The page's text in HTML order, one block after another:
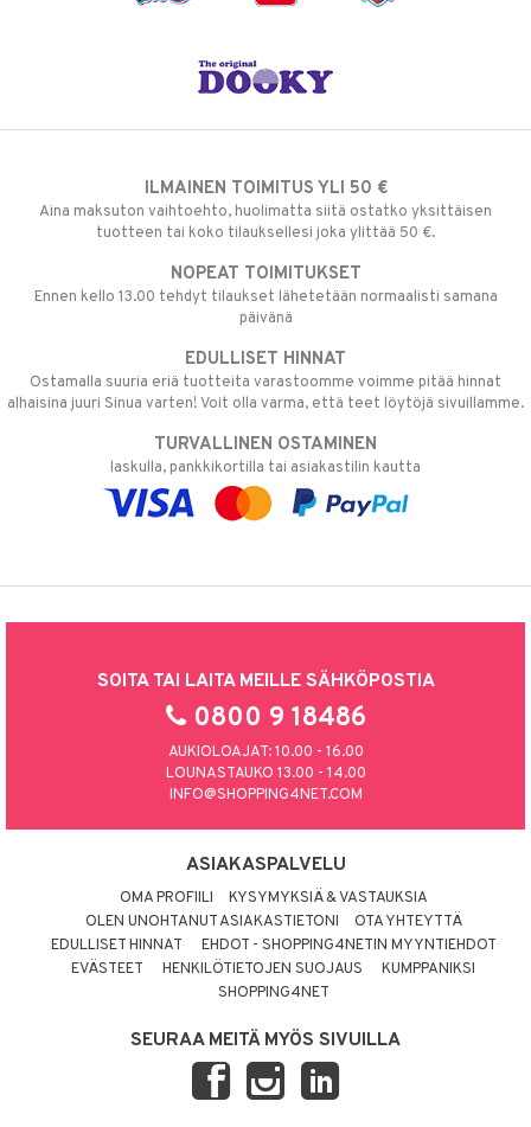
ILMAINEN TOIMITUS YLI 50 €
Aina maksuton vaihtoehto, huolimatta siitä ostatko yksittäisen
tuotteen tai koko tilauksellesi joka ylittää 50 €.
NOPEAT TOIMITUKSET
Ennen kello 13.00 tehdyt tilaukset lähetetään normaalisti samana
päivänä
EDULLISET HINNAT
Ostamalla suuria eriä tuotteita varastoomme voimme pitää hinnat
alhaisina juuri Sinua varten! Voit olla varma, että teet löytöjä sivuillamme.
TURVALLINEN OSTAMINEN
laskulla, pankkikortilla tai asiakastilin kautta
SOITA TAI LAITA MEILLE SÄHKÖPOSTIA
0800 9 18486
AUKIOLOAJAT: 10.00 - 16.00
LOUNASTAUKO 13.00 - 14.00
INFO@SHOPPING4NET.COM
ASIAKASPALVELU
OMA PROFIILI
KYSYMYKSIÄ & VASTAUKSIA
OLEN UNOHTANUT ASIAKASTIETONI
OTA YHTEYTTÄ
EDULLISET HINNAT
EHDOT - SHOPPING4NETIN MYYNTIEHDOT
EVÄSTEET
HENKILÖTIETOJEN SUOJAUS
KUMPPANIKSI
SHOPPING4NET
SEURAA MEITÄ MYÖS SIVUILLA